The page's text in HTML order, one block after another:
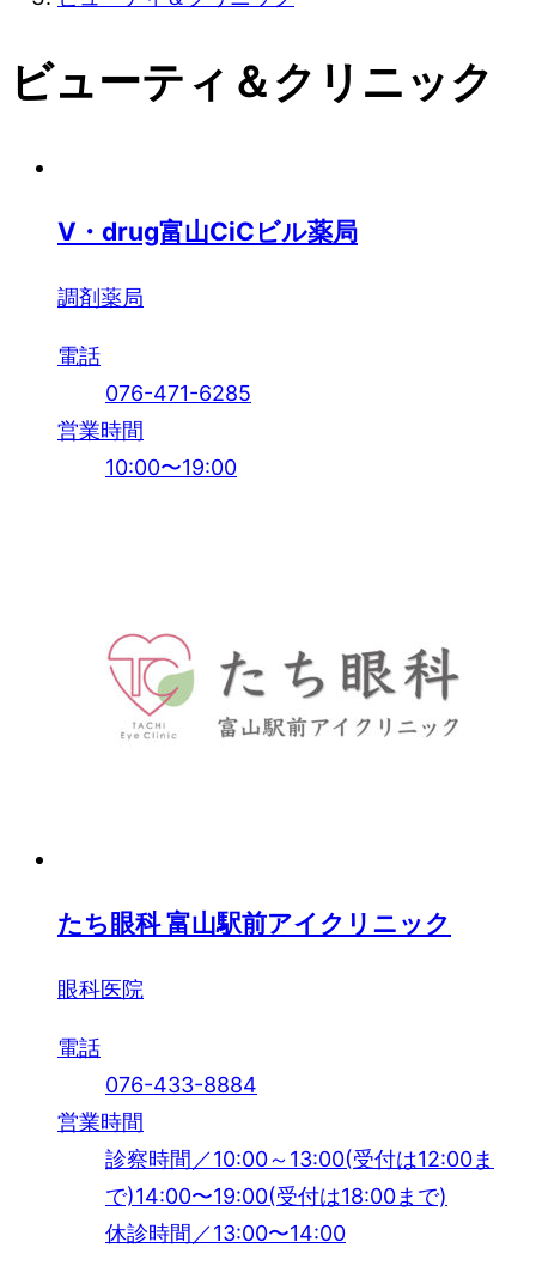
ビューティ＆クリニック
V・drug富山CiCビル薬局
調剤薬局
電話
076-471-6285
営業時間
10:00〜19:00
たち眼科 富山駅前アイクリニック
眼科医院
電話
076-433-8884
営業時間
診察時間／10:00～13:00(受付は12:00ま
で)14:00〜19:00(受付は18:00まで)
休診時間／13:00〜14:00